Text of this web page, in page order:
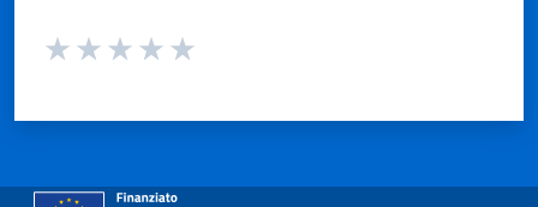
Valuta da 1 a 5 stelle la pagina